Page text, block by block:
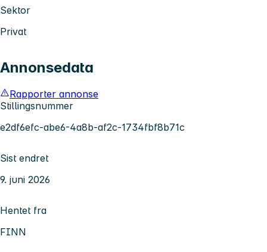
Sektor
Privat
Annonsedata
Rapporter annonse
Stillingsnummer
e2df6efc-abe6-4a8b-af2c-1734fbf8b71c
Sist endret
9. juni 2026
Hentet fra
FINN